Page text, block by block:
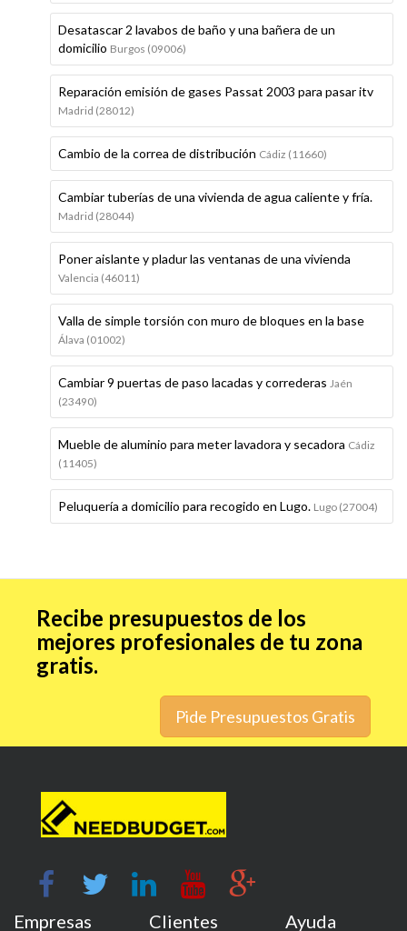
Desatascar 2 lavabos de baño y una bañera de un
domicilio Burgos (09006)
Reparación emisión de gases Passat 2003 para pasar itv
Madrid (28012)
Cambio de la correa de distribución Cádiz (11660)
Cambiar tuberías de una vivienda de agua caliente y fría.
Madrid (28044)
Poner aislante y pladur las ventanas de una vivienda
Valencia (46011)
Valla de simple torsión con muro de bloques en la base
Álava (01002)
Cambiar 9 puertas de paso lacadas y correderas Jaén
(23490)
Mueble de aluminio para meter lavadora y secadora Cádiz
(11405)
Peluquería a domicilio para recogido en Lugo. Lugo (27004)
Recibe presupuestos de los
mejores profesionales de tu zona
gratis.
Pide Presupuestos Gratis
Empresas Clientes Ayuda